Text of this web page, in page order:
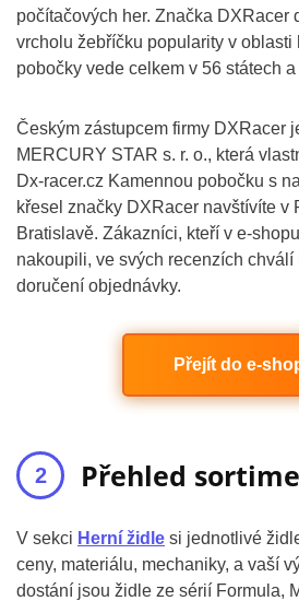
počítačových her. Značka DXRacer
vrcholu žebříčku popularity v oblasti
pobočky vede celkem v 56 státech
Českým zástupcem firmy DXRacer
MERCURY STAR s. r. o., která
Dx-racer.cz Kamennou pobočku s
křesel značky DXRacer navštívíte v
Bratislavě. Zákazníci, kteří v e-
nakoupili, ve svých recenzích
doručení objednávky.
Přejít do e-
Přehled
V sekci Herní židle si jednotlivé
ceny, materiálu, mechaniky, a vaší
dostání jsou židle ze sérií Formula,